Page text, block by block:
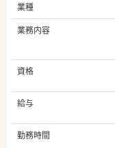
業種
業務内容
資格
給与
勤務時間